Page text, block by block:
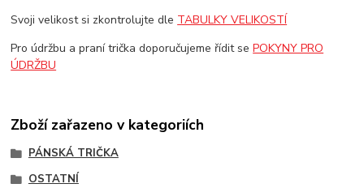
Svoji velikost si zkontrolujte dle TABULKY VELIKOSTÍ
Pro údržbu a praní trička doporučujeme řídit sePOKYNY PRO
ÚDRŽBU
Zboží zařazeno v kategoriích
PÁNSKÁ TRIČKA
OSTATNÍ